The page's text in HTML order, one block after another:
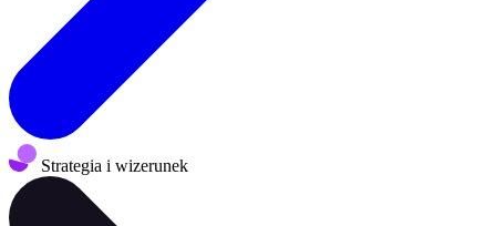
Strategia i wizerunek